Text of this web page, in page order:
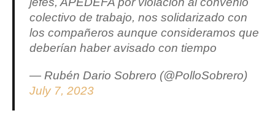
colectivo de trabajo, nos solidarizado con
los compañeros aunque consideramos que
deberían haber avisado con tiempo
— Rubén Dario Sobrero (@PolloSobrero)
July 7, 2023